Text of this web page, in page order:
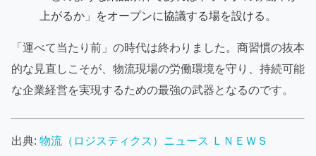
上がるか」をオープンに協議する場を設ける。
「運べて当たり前」の時代は終わりました。商習慣の抜本
的な見直しこそが、物流現場の労働環境を守り、持続可能
な企業経営を実現するための最強の武器となるのです。
出典: 物流（ロジスティクス）ニュース ＬＮＥＷＳ